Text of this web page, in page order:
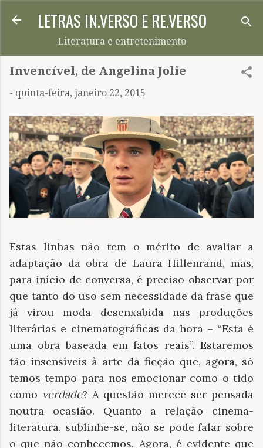
Pular para o conteúdo principal
LETRAS IN.VERSO E RE.VERSO
Literatura e entretenimento
Invencível, de Angelina Jolie
- quinta-feira, janeiro 22, 2015
Estas linhas não tem o mérito de avaliar a
adaptação da obra de Laura Hillenrand, mas,
para início de conversa, é preciso observar por
que tanto do uso sem necessidade da frase que
já virou moda desenxabida nas produções
literárias e cinematográficas da hora – “Esta é
uma obra baseada em fatos reais”. Estaremos
tão insensíveis à arte da ficção que, agora, só
temos tempo para nos emocionar como o tido
como verdade? A questão merece ser pensada
noutra ocasião. Quanto a relação cinema-
literatura, sublinhe-se, não se pode falar sobre
o que não conhecemos. Agora, é evidente que